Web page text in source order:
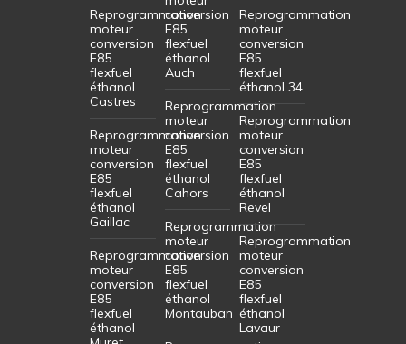
Reprogrammation
moteur
conversion
E85
flexfuel
éthanol
Castres
Reprogrammation
moteur
conversion
E85
flexfuel
éthanol
Gaillac
Reprogrammation
moteur
conversion
E85
flexfuel
éthanol
conversion
E85
flexfuel
éthanol
Auch
Reprogrammation
moteur
conversion
E85
flexfuel
éthanol
Cahors
Reprogrammation
moteur
conversion
E85
flexfuel
éthanol
Montauban
Reprogrammation
moteur
conversion
E85
flexfuel
éthanol 34
Reprogrammation
moteur
conversion
E85
flexfuel
éthanol
Revel
Reprogrammation
moteur
conversion
E85
flexfuel
éthanol
Lavaur